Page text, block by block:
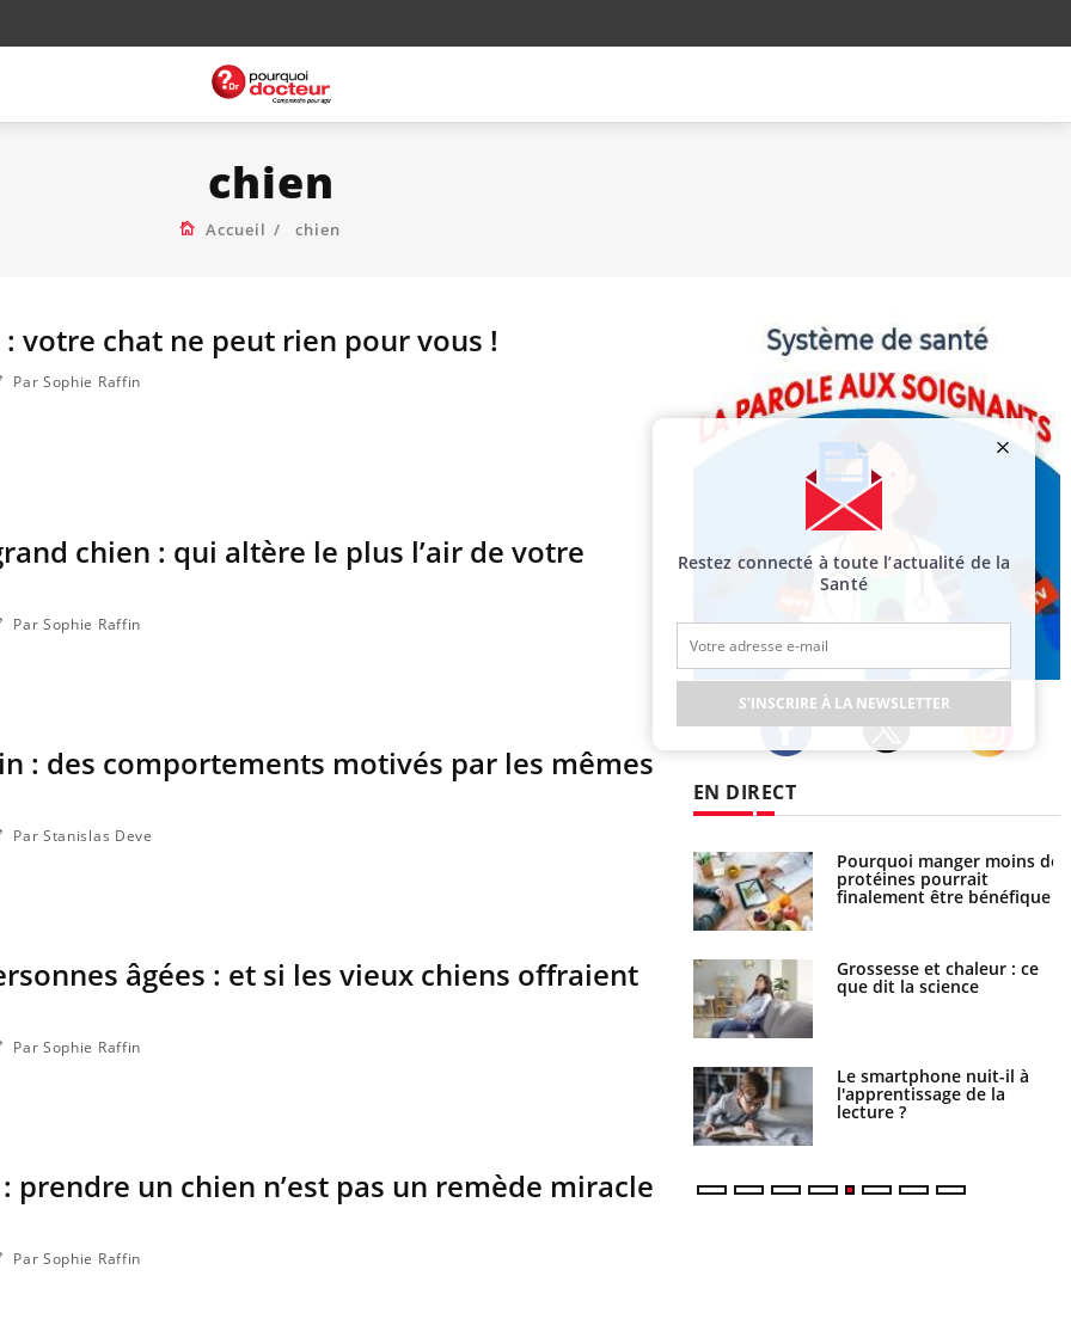
chien
Accueil chien
: votre chat ne peut rien pour vous !
Par Sophie Raffin
chien : qui altère le plus l’air de votre
Par Sophie Raffin
: des comportements motivés par les mêmes
Par Stanislas Deve
âgées : et si les vieux chiens offraient
Par Sophie Raffin
prendre un chien n’est pas un remède miracle
Par Sophie Raffin
EN DIRECT
Fortes chaleurs : pourquoi
le risque de noyade
Pourquoi manger moins de
protéines pourrait
finalement être bénéfique
Grossesse et chaleur : ce
que dit la science
Le smartphone nuit-il à
l'apprentissage de la
lecture ?
Mordue par une tique en
vacances, elle reste dans le
coma pendant 42 jours
Mordue par un barracuda,
une petite fille secourue
grâce à un réflexe essentiel
Légionellose en Suisse :
quelle est l’origine de la
contamination ?
Restez connecté à toute l’actualité de la
Santé
S'INSCRIRE À LA NEWSLETTER